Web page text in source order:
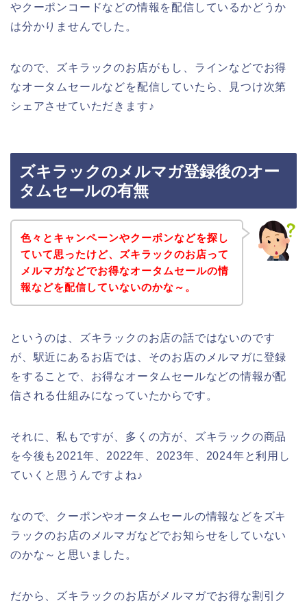
やクーポンコードなどの情報を配信しているかどうか
は分かりませんでした。
なので、ズキラックのお店がもし、ラインなどでお得
なオータムセールなどを配信していたら、見つけ次第
シェアさせていただきます♪
ズキラックのメルマガ登録後のオー
タムセールの有無
色々とキャンペーンやクーポンなどを探し
ていて思ったけど、ズキラックのお店って
メルマガなどでお得なオータムセールの情
報などを配信していないのかな～。
というのは、ズキラックのお店の話ではないのです
が、駅近にあるお店では、そのお店のメルマガに登録
をすることで、お得なオータムセールなどの情報が配
信される仕組みになっていたからです。
それに、私もですが、多くの方が、ズキラックの商品
を今後も2021年、2022年、2023年、2024年と利用し
ていくと思うんですよね♪
なので、クーポンやオータムセールの情報などをズキ
ラックのお店のメルマガなどでお知らせをしていない
のかな～と思いました。
だから、ズキラックのお店がメルマガでお得な割引ク